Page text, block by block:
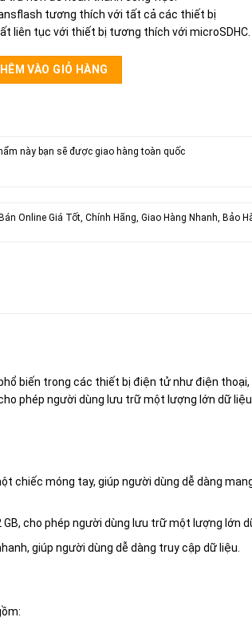
tương thích với tất cả các thiết bị
liên tục với thiết bị tương thích với microSDHC.
lượng
VÀO GIỎ HÀNG
này bạn sẽ được giao hàng toàn quốc
Online Giá Tốt, Chính Hãng, Giao Hàng Nhanh, Bảo
biến trong các thiết bị điện tử như điện thoại,
phép người dùng lưu trữ một lượng lớn dữ
chiếc móng tay, giúp người dùng dễ dàng
cho phép người dùng lưu trữ một lượng lớn
giúp người dùng dễ dàng truy cập dữ liệu.